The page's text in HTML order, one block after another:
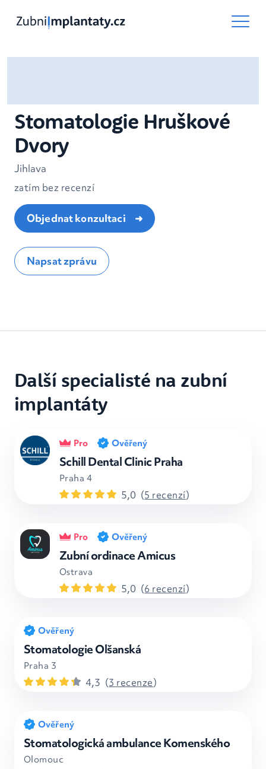
Stomatologie Hruškové
Dvory
Jihlava
zatím bez recenzí
Objednat konzultaci
Napsat zprávu
Další specialisté na zubní
implantáty
Pro Ověřený
Schill Dental Clinic Praha
Praha 4
5,0 (5 recenzí)
Pro Ověřený
Zubní ordinace Amicus
Ostrava
5,0 (6 recenzí)
Ověřený
Stomatologie Olšanská
Praha 3
4,3 (3 recenze)
Ověřený
Stomatologická ambulance Komenského
Olomouc